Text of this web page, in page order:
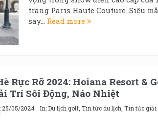
trang Paris Haute Couture. Siêu
say... Read more
Rực Rỡ 2024: Hoiana Resort &
Trí Sôi Động, Náo Nhiệt
25/05/2024 In: Du lịch golf, Tin tức du lịch Tin tức giải